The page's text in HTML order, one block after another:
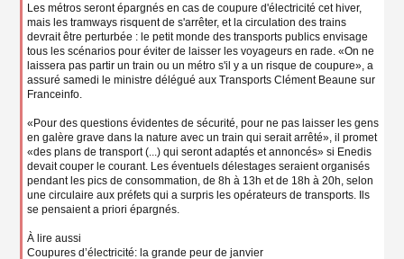
Les métros seront épargnés en cas de coupure d'électricité cet hiver,
mais les tramways risquent de s'arrêter, et la circulation des trains
devrait être perturbée : le petit monde des transports publics envisage
tous les scénarios pour éviter de laisser les voyageurs en rade. «On ne
laissera pas partir un train ou un métro s'il y a un risque de coupure», a
assuré samedi le ministre délégué aux Transports Clément Beaune sur
Franceinfo.
«Pour des questions évidentes de sécurité, pour ne pas laisser les gens
en galère grave dans la nature avec un train qui serait arrêté», il promet
«des plans de transport (...) qui seront adaptés et annoncés» si Enedis
devait couper le courant. Les éventuels délestages seraient organisés
pendant les pics de consommation, de 8h à 13h et de 18h à 20h, selon
une circulaire aux préfets qui a surpris les opérateurs de transports. Ils
se pensaient a priori épargnés.
À lire aussi
Coupures d’électricité: la grande peur de janvier